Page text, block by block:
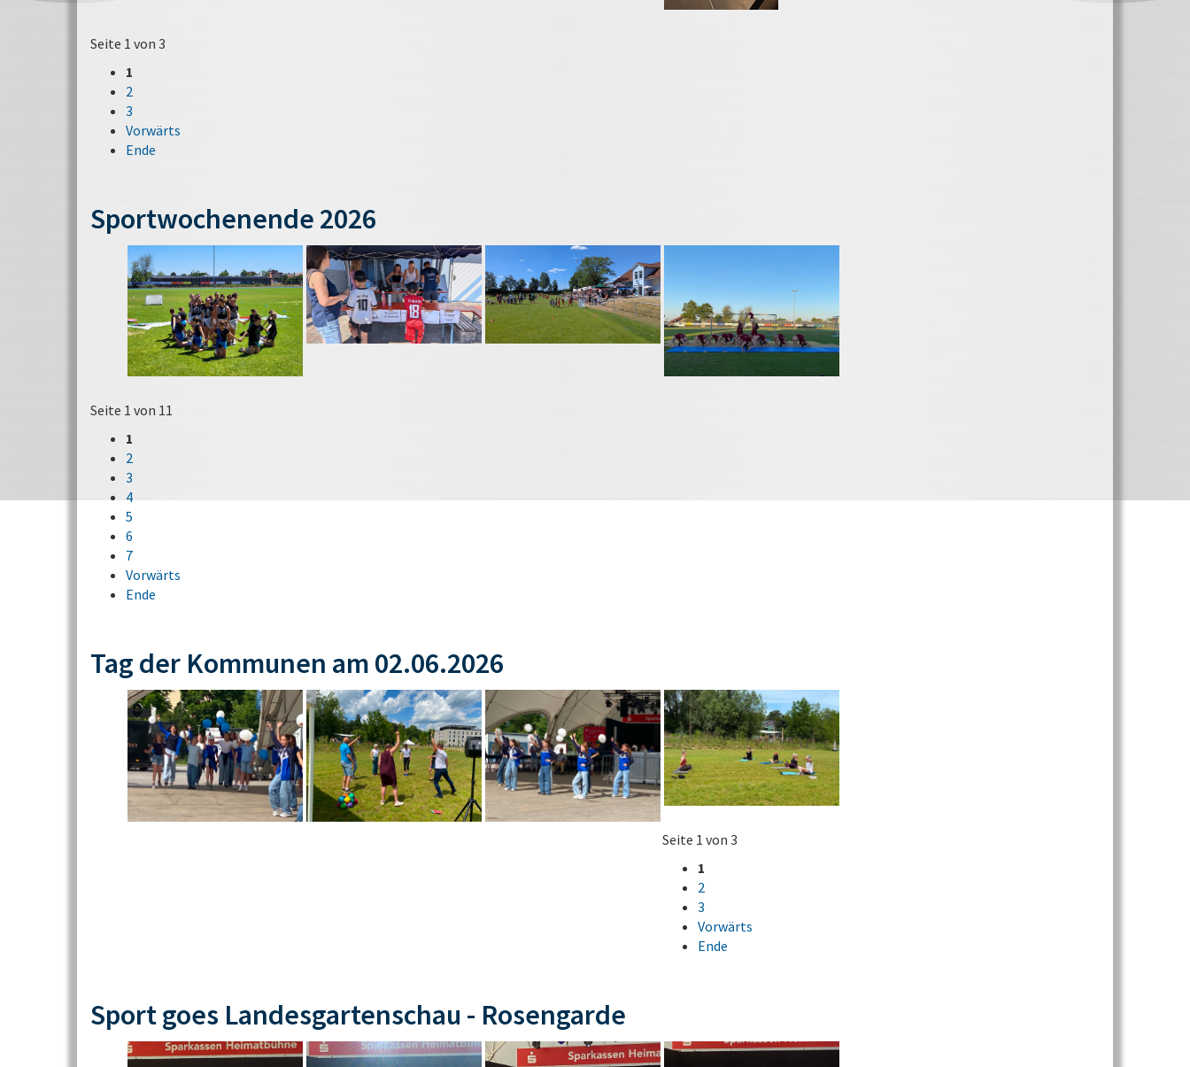
Seite 1 von 3
1
2
3
Vorwärts
Ende
Sportwochenende 2026
Seite 1 von 11
1
2
3
4
5
6
7
Vorwärts
Ende
Tag der Kommunen am 02.06.2026
Seite 1 von 3
1
2
3
Vorwärts
Ende
Sport goes Landesgartenschau - Rosengarde